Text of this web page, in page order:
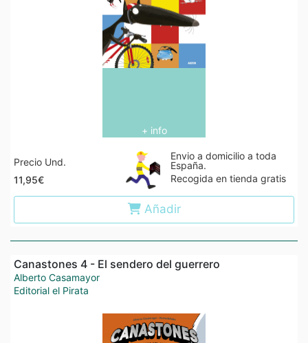
+ info
Precio Und.
11,95€
Envio a domicilio a toda
España.
Recogida en tienda gratis
Añadir
Canastones 4 - El sendero del guerrero
Alberto Casamayor
Editorial el Pirata